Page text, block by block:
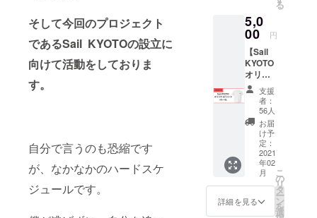
そして今回のプロジェクト
であるSail KYOTOの設立に
向けて活動をしておりま
す。
自分で言うのも恐縮です
が、なかなかのハードスケ
ジュールです。
表の加
藤恵多
が、
Zoomに
て個別
にあな
たの筋
トレに
まつわ
るお悩
みを解
決いた
しま
す。(30
分） ✔︎
保有資
格 ・筋
る
5,0
00 円
【Sail
KYOTO
オリジ
ナル T
シャ
ツ】 ▼
内容 ✔
オリジ
ナルの
ワンポ
イントT
シャツ
✔︎ジム
での利
用はも
支援
者：
56人
お届
け予
定：
2021
年02
月
詳細を見る
こ
の
リ
タ
ー
ン
を
選